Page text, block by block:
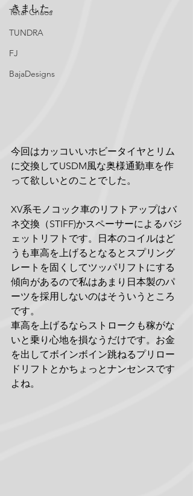
Total Chaos
TUNDRA
FJ
BajaDesigns
きました。
今回はカッコいいホビータイヤとリム
に交換してUSDM風な奥様通勤車を作
って欲しいとのことでした。
XV系モノコック車のリフトアップはバ
ネ交換（STIFF)かスペーサーによるバジ
ェットリフトです。日本のコイルはど
うも車高を上げるとなるとスプリング
レートを固くしてツッパリフトにする
傾向があるので私はあまり日本製のパ
ーツを採用しないのはそういうところ
です。
車高を上げるならストロークも稼がな
いと乗り心地を損なうだけです。お金
を出してボインボイン跳ねるプリロー
ドリフトとかちょっとナンセンスです
よね。